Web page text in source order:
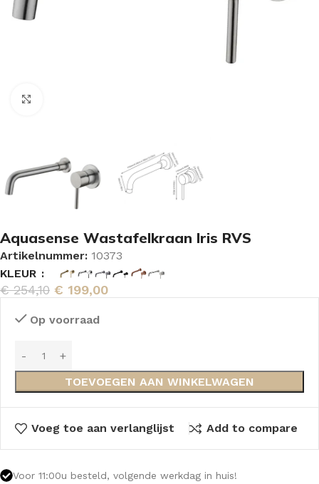
Aquasense Wastafelkraan Iris RVS
Artikelnummer: 10373
KLEUR
€254,10 € 199,00
Op voorraad
TOEVOEGEN AAN WINKELWAGEN
Voeg toe aan verlanglijst Add to compare
Voor 11:00u besteld, volgende werkdag in huis!